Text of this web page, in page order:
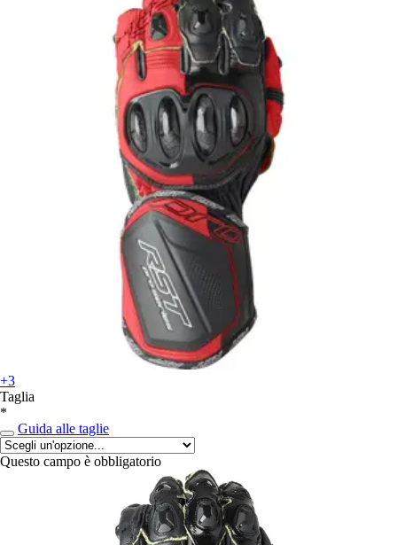
+3
Taglia
*
Guida alle taglie
Questo campo è obbligatorio